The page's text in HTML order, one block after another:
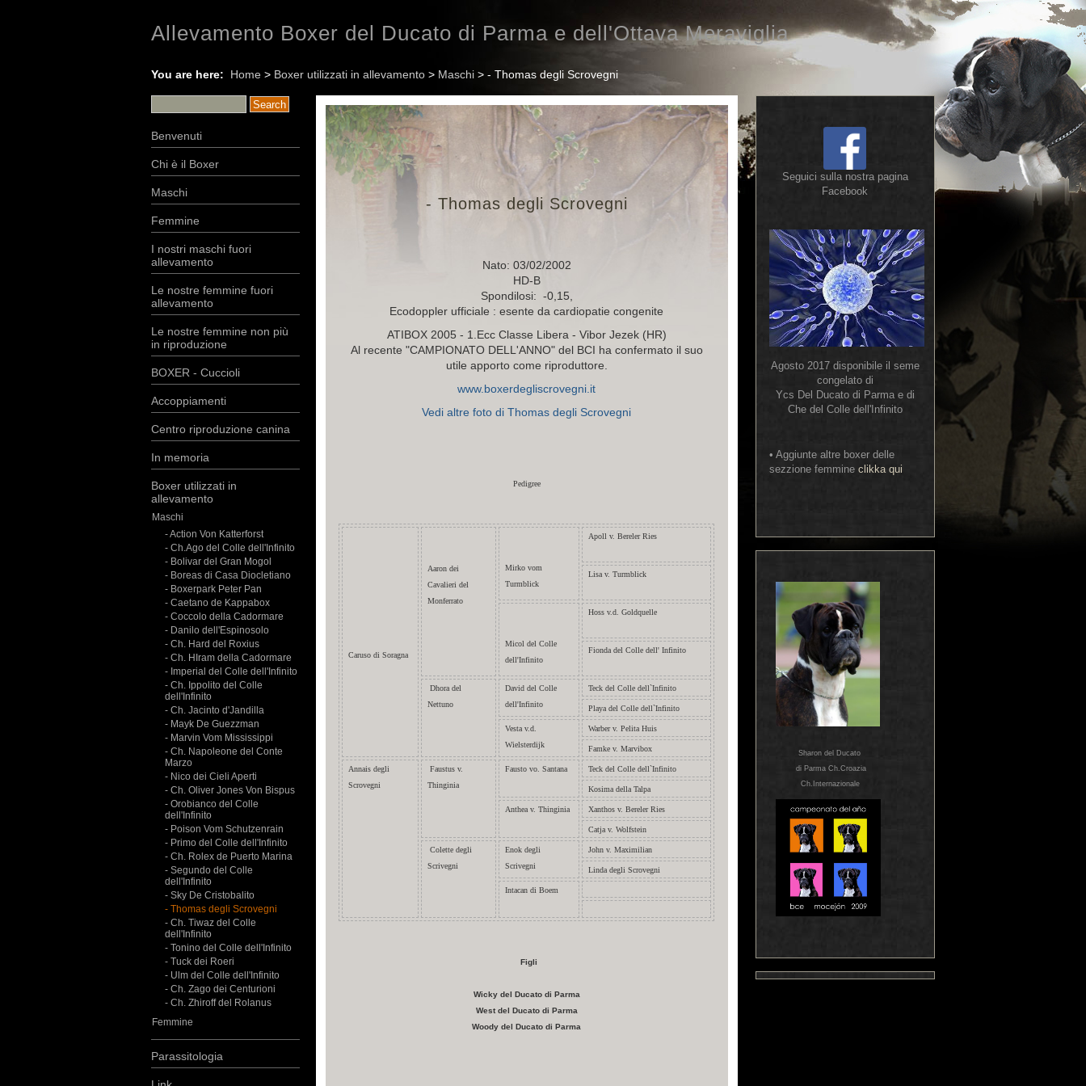
Allevamento Boxer del Ducato di Parma e dell'Ottava Meraviglia
You are here: Home > Boxer utilizzati in allevamento > Maschi > - Thomas degli Scrovegni
Benvenuti
Chi è il Boxer
Maschi
Femmine
I nostri maschi fuori
allevamento
Le nostre femmine fuori
allevamento
Le nostre femmine non più
in riproduzione
BOXER - Cuccioli
Accoppiamenti
Centro riproduzione canina
In memoria
Boxer utilizzati in
allevamento
Maschi
- Action Von Katterforst
- Ch.Ago del Colle dell'Infinito
- Bolivar del Gran Mogol
- Boreas di Casa Diocletiano
- Boxerpark Peter Pan
- Caetano de Kappabox
- Coccolo della Cadormare
- Danilo dell'Espinosolo
- Ch. Hard del Roxius
- Ch. HIram della Cadormare
- Imperial del Colle dell'Infinito
- Ch. Ippolito del Colle
dell'Infinito
- Ch. Jacinto d'Jandilla
- Mayk De Guezzman
- Marvin Vom Mississippi
- Ch. Napoleone del Conte
Marzo
- Nico dei Cieli Aperti
- Ch. Oliver Jones Von Bispus
- Orobianco del Colle
dell'Infinito
- Poison Vom Schutzenrain
- Primo del Colle dell'Infinito
- Ch. Rolex de Puerto Marina
- Segundo del Colle
dell'Infinito
- Sky De Cristobalito
- Thomas degli Scrovegni
- Ch. Tiwaz del Colle
dell'Infinito
- Tonino del Colle dell'Infinito
- Tuck dei Roeri
- Ulm del Colle dell'Infinito
- Ch. Zago dei Centurioni
- Ch. Zhiroff del Rolanus
Femmine
Parassitologia
- Thomas degli Scrovegni
Nato: 03/02/2002
HD-B
Spondilosi: -0,15,
Ecodoppler ufficiale : esente da cardiopatie congenite
ATIBOX 2005 - 1.Ecc Classe Libera - Vibor Jezek (HR)
Al recente "CAMPIONATO DELL'ANNO" del BCI ha confermato il suo
utile apporto come riproduttore.
www.boxerdegliscrovegni.it
Vedi altre foto di Thomas degli Scrovegni
Pedigree
Caruso di Soragna
Aaron dei
Cavalieri del
Monferrato
Mirko vom
Turmblick
Apoll v. Bereler Ries
Lisa v. Turmblick
Micol del Colle
dell'Infinito
Hoss v.d. Goldquelle
Fionda del Colle dell' Infinito
Dhora del
Nettuno
David del Colle
dell'Infinito
Teck del Colle dell`Infinito
Playa del Colle dell`Infinito
Vesta v.d.
Wielsterdijk
Warber v. Pelita Huis
Famke v. Marvibox
Annais degli
Scrovegni
Faustus v.
Thinginia
Fausto vo. Santana Teck del Colle dell`Infinito
Kosima della Talpa
Anthea v. Thinginia Xanthos v. Bereler Ries
Catja v. Wolfstein
Colette degli
Scrivegni
Enok degli
Scrivegni
John v. Maximilian
Linda degli Scrovegni
Intacan di Boem
Figli
Wicky del Ducato di Parma
West del Ducato di Parma
Woody del Ducato di Parma
Seguici sulla nostra pagina
Facebook
Agosto 2017 disponibile il seme
congelato di
Ycs Del Ducato di Parma e di
Che del Colle dell'Infinito
• Aggiunte altre boxer delle
sezzione femmine clikka qui
Sharon del Ducato
di Parma Ch.Croazia
Ch.Internazionale